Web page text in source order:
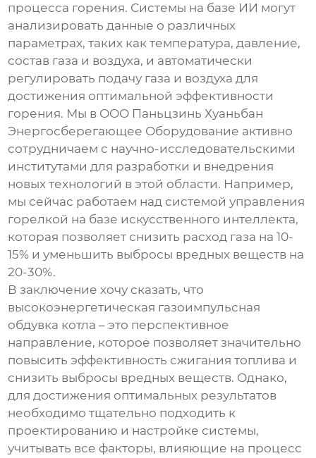
процесса горения. Системы на базе ИИ могут
анализировать данные о различных
параметрах, таких как температура, давление,
состав газа и воздуха, и автоматически
регулировать подачу газа и воздуха для
достижения оптимальной эффективности
горения. Мы в ООО Паньцзинь Хуаньбан
Энергосберегающее Оборудование активно
сотрудничаем с научно-исследовательскими
институтами для разработки и внедрения
новых технологий в этой области. Например,
мы сейчас работаем над системой управления
горелкой на базе искусственного интеллекта,
которая позволяет снизить расход газа на 10-
15% и уменьшить выбросы вредных веществ на
20-30%.
В заключение хочу сказать, что
высокоэнергетическая газоимпульсная
обдувка котла – это перспективное
направление, которое позволяет значительно
повысить эффективность сжигания топлива и
снизить выбросы вредных веществ. Однако,
для достижения оптимальных результатов
необходимо тщательно подходить к
проектированию и настройке системы,
учитывать все факторы, влияющие на процесс